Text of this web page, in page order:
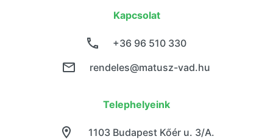
Kapcsolat
+36 96 510 330
rendeles@matusz-vad.hu
Telephelyeink
1103 Budapest Kőér u. 3/A.